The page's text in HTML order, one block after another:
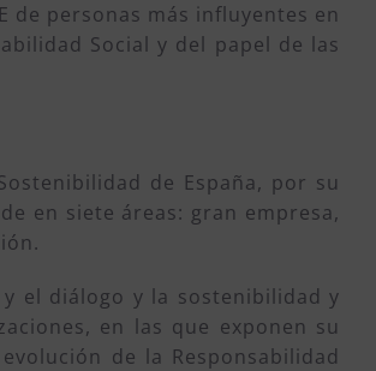
de personas más influyentes en
Social y del papel de las
de España, por su
en siete áreas: gran empresa,
el diálogo y la sostenibilidad y
en las que exponen su
de la Responsabilidad